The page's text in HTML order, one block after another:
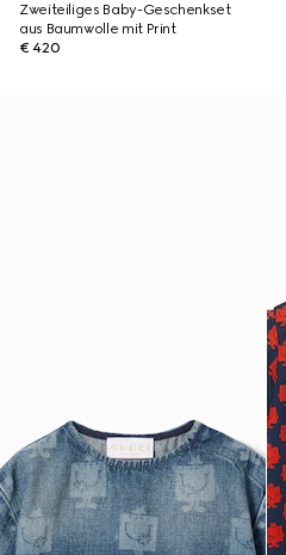
Zweiteiliges Baby-Geschenkset
aus Baumwolle mit Print
€ 420